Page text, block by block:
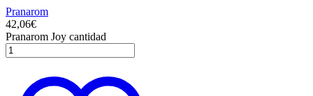
Pranarom
42,06€
Pranarom Joy cantidad